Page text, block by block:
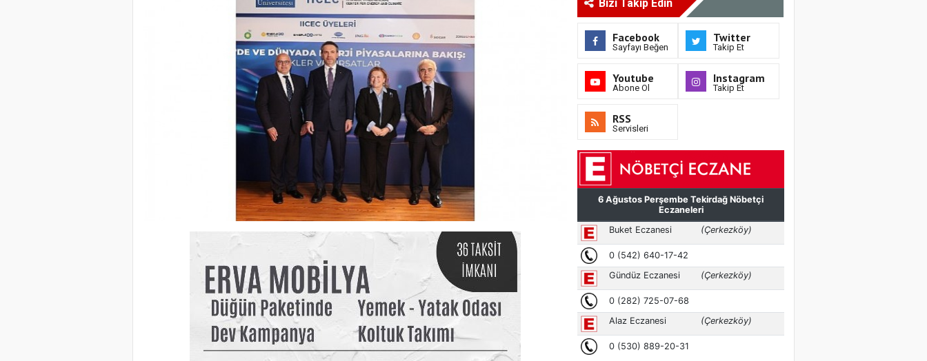
Bizi Takip Edin
Facebook
Sayfayı Beğen
Twitter
Takip Et
Youtube
Abone Ol
Instagram
Takip Et
RSS
Servisleri